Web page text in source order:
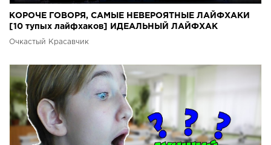
КОРОЧЕ ГОВОРЯ, САМЫЕ НЕВЕРОЯТНЫЕ ЛАЙФХАКИ
[10 тупых лайфхаков] ИДЕАЛЬНЫЙ ЛАЙФХАК
Очкастый Красавчик